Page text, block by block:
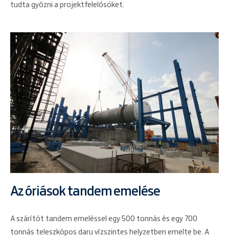
tudta győzni a projektfelelősöket.
Az óriások tandem emelése
A szárítót tandem emeléssel egy 500 tonnás és egy 700
tonnás teleszkópos daru vízszintes helyzetben emelte be. A